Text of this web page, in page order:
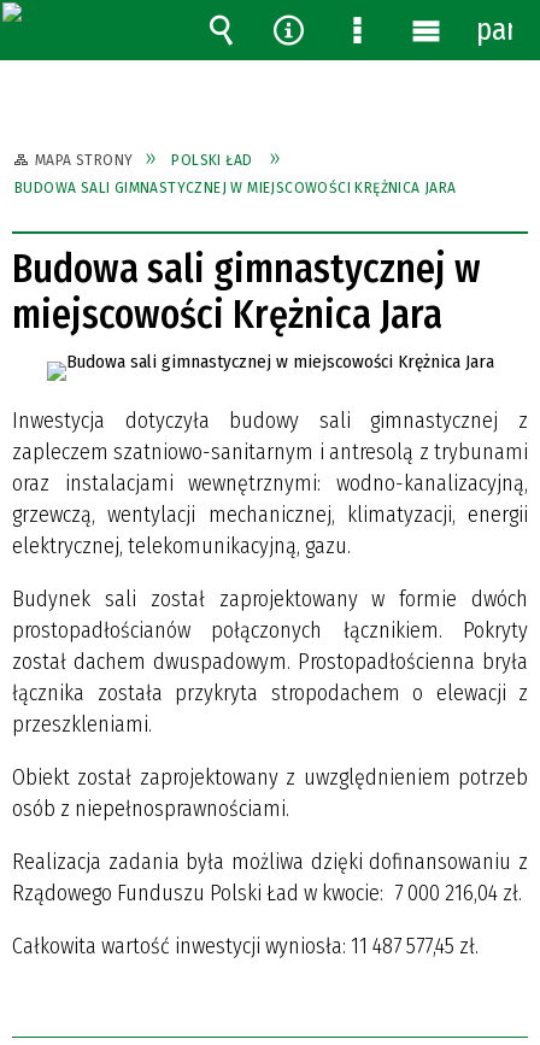
MAPA STRONY
POLSKI ŁAD
BUDOWA SALI GIMNASTYCZNEJ W MIEJSCOWOŚCI KRĘŻNICA JARA
Budowa sali gimnastycznej w
miejscowości Krężnica Jara
Inwestycja dotyczyła budowy sali gimnastycznej z
zapleczem szatniowo-sanitarnym i antresolą z trybunami
oraz instalacjami wewnętrznymi: wodno-kanalizacyjną,
grzewczą, wentylacji mechanicznej, klimatyzacji, energii
elektrycznej, telekomunikacyjną, gazu.
Budynek sali został zaprojektowany w formie dwóch
prostopadłościanów połączonych łącznikiem. Pokryty
został dachem dwuspadowym. Prostopadłościenna bryła
łącznika została przykryta stropodachem o elewacji z
przeszkleniami.
Obiekt został zaprojektowany z uwzględnieniem potrzeb
osób z niepełnosprawnościami.
Realizacja zadania była możliwa dzięki dofinansowaniu z
Rządowego Funduszu Polski Ład w kwocie: 7 000 216,04 zł.
Całkowita wartość inwestycji wyniosła: 11 487 577,45 zł.
Wyszukiwarka
Narzędzia
MenuMenu